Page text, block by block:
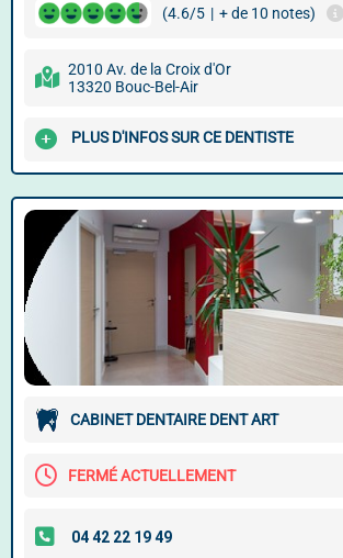
(4.6/5 | + de 10 notes)
2010 Av. de la Croix d'Or
13320 Bouc-Bel-Air
PLUS D'INFOS SUR CE DENTISTE
CABINET DENTAIRE DENT ART
FERMÉ ACTUELLEMENT